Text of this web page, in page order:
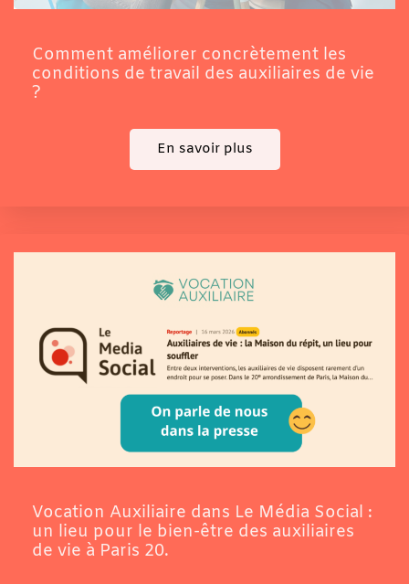
Comment améliorer concrètement les
conditions de travail des auxiliaires de vie
?
En savoir plus
Vocation Auxiliaire dans Le Média Social :
un lieu pour le bien-être des auxiliaires
de vie à Paris 20.